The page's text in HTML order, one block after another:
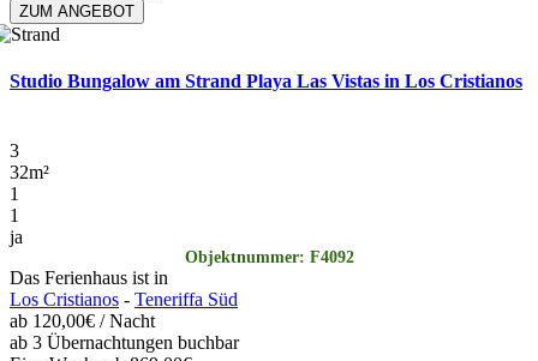
ZUM ANGEBOT
Studio Bungalow am Strand Playa Las Vistas in Los Cristianos
3
32m²
1
1
ja
Objektnummer: F4092
Das Ferienhaus ist in
Los Cristianos - Teneriffa Süd
ab 120,00€ / Nacht
ab 3 Übernachtungen buchbar